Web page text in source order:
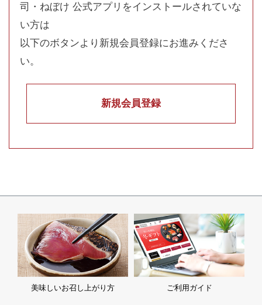
司・ねぼけ 公式アプリをインストールされていな
い方は
以下のボタンより新規会員登録にお進みくださ
い。
新規会員登録
美味しいお召し上がり方 ご利用ガイド